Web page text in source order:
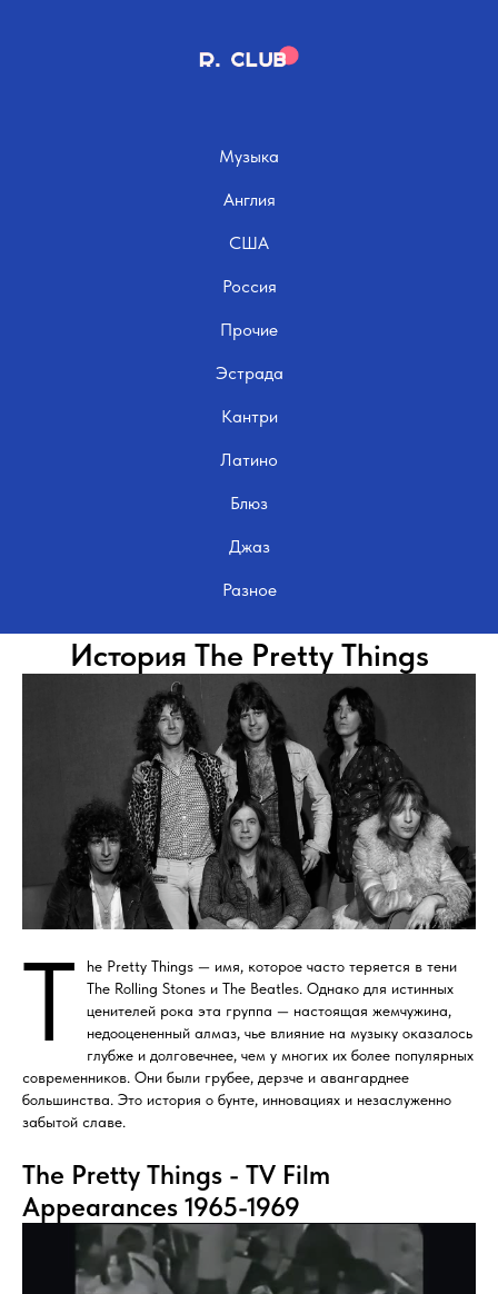
Музыка
Англия
США
Россия
Прочие
Эстрада
Кантри
Латино
Блюз
Джаз
Разное
История The Pretty Things
T
he Pretty Things — имя, которое часто теряется в тени
The Rolling Stones и The Beatles. Однако для истинных
ценителей рока эта группа — настоящая жемчужина,
недооцененный алмаз, чье влияние на музыку оказалось
глубже и долговечнее, чем у многих их более популярных
современников. Они были грубее, дерзче и авангарднее
большинства. Это история о бунте, инновациях и незаслуженно
забытой славе.
The Pretty Things - TV Film
Appearances 1965-1969